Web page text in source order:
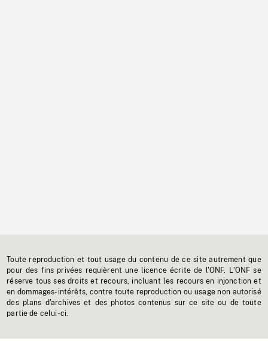
Toute reproduction et tout usage du contenu de ce site autrement que
pour des fins privées requièrent une licence écrite de l'ONF. L'ONF se
réserve tous ses droits et recours, incluant les recours en injonction et
en dommages-intérêts, contre toute reproduction ou usage non autorisé
des plans d'archives et des photos contenus sur ce site ou de toute
partie de celui-ci.